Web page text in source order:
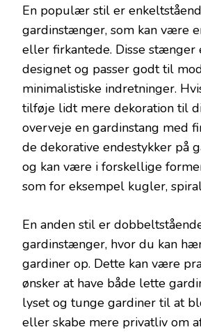
En populær stil er
gardinstænger, som kan være
eller firkantede. Disse stænger
designet og passer godt til
minimalistiske indretninger.
tilføje lidt mere dekoration til
overveje en gardinstang med
de dekorative endestykker på
og kan være i forskellige
som for eksempel kugler,
En anden stil er
gardinstænger, hvor du kan
gardiner op. Dette kan være
ønsker at have både lette
lyset og tunge gardiner til at
eller skabe mere privatliv om